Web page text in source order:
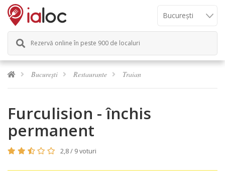
Rezervă online în peste 900 de localuri
București Restaurante Traian
Furculision - închis
permanent
2,8 / 9 voturi